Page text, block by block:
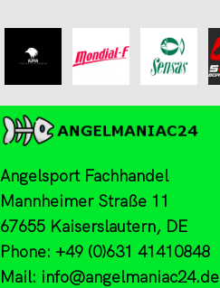
Angelsport Fachhandel
Mannheimer Straße 11
67655 Kaiserslautern, DE
Phone: +49 (0)631 41410848
Mail: info@angelmaniac24.de